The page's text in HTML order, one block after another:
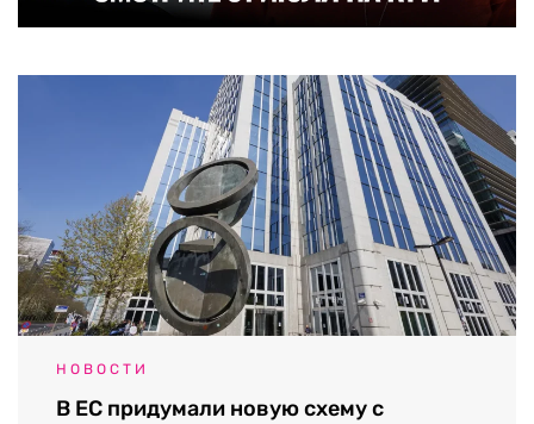
НОВОСТИ
В ЕС придумали новую схему с